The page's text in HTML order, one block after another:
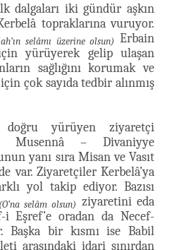
dalgaları iki gündür aşkın
topraklarına vuruyor.
selâmı üzerine olsun) Erbain
yürüyerek gelip ulaşan
sağlığını korumak ve
çok sayıda tedbir alınmış
doğru yürüyen ziyaretçi
Musennâ – Divaniyye
yanı sıra Misan ve Vasıt
var. Ziyaretçiler Kerbelâ’ya
yol takip ediyor. Bazısı
(O’na selâm olsun) ziyaretini eda
Eşref’e oradan da Necef-
Başka bir kısmı ise Babil
arasındaki idari sınırdan